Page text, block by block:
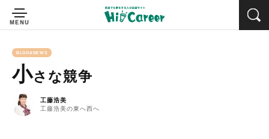
BLOG&NEWS
小さな競争
工藤浩美
工藤浩美の東へ西へ